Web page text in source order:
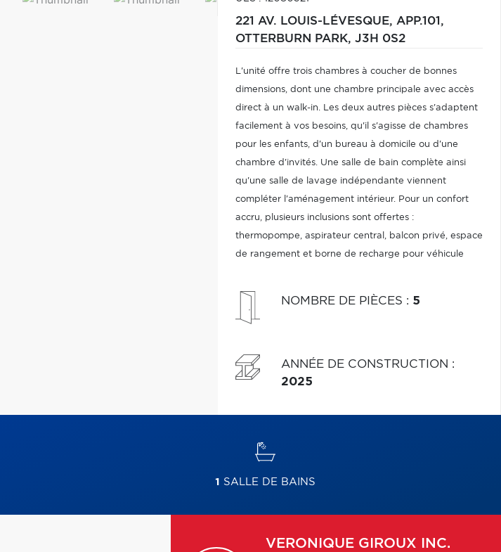
221 AV. LOUIS-LÉVESQUE, APP.101,
OTTERBURN PARK, J3H 0S2
L'unité offre trois chambres à coucher de bonnes
dimensions, dont une chambre principale avec accès
direct à un walk-in. Les deux autres pièces s'adaptent
facilement à vos besoins, qu'il s'agisse de chambres
pour les enfants, d'un bureau à domicile ou d'une
chambre d'invités. Une salle de bain complète ainsi
qu'une salle de lavage indépendante viennent
compléter l'aménagement intérieur. Pour un confort
accru, plusieurs inclusions sont offertes :
thermopompe, aspirateur central, balcon privé, espace
de rangement et borne de recharge pour véhicule
NOMBRE DE PIÈCES : 5
ANNÉE DE CONSTRUCTION :
2025
1 SALLE DE BAINS
VERONIQUE GIROUX INC.